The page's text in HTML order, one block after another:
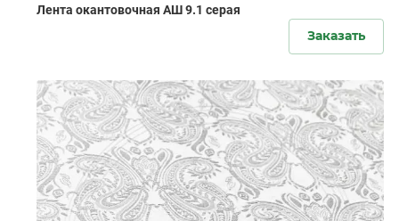
Лента окантовочная АШ 9.1 серая
Заказать